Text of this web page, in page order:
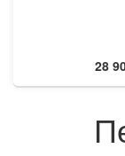
28